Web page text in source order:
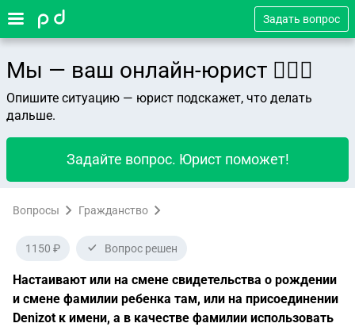
Задать вопрос
Мы — ваш онлайн-юрист 👨🏻‍⚖️
Опишите ситуацию — юрист подскажет, что делать
дальше.
Задайте вопрос. Юрист поможет!
Вопросы Гражданство
1150 ₽ Вопрос решен
Настаивают или на смене свидетельства о рождении
и смене фамилии ребенка там, или на присоединении
Denizot к имени, а в качестве фамилии использовать